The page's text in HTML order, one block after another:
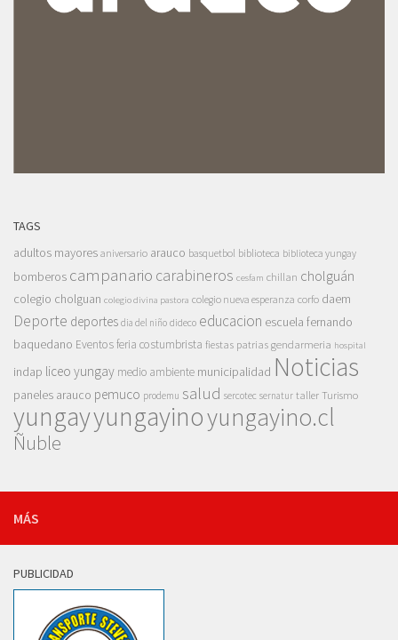
TAGS
adultos mayores aniversario arauco basquetbol biblioteca biblioteca yungay
bomberos campanario carabineros cesfam chillan cholguán
colegio cholguan colegio divina pastora colegio nueva esperanza corfo daem
Deporte deportes dia del niño dideco educacion escuela fernando
baquedano Eventosferia costumbrista fiestas patrias gendarmeria hospital
indap liceo yungay medio ambiente municipalidad Noticias
paneles arauco pemuco prodemu salud sercotec sernatur taller Turismo
yungayyungayinoyungayino.cl
Ñuble
MÁS
PUBLICIDAD